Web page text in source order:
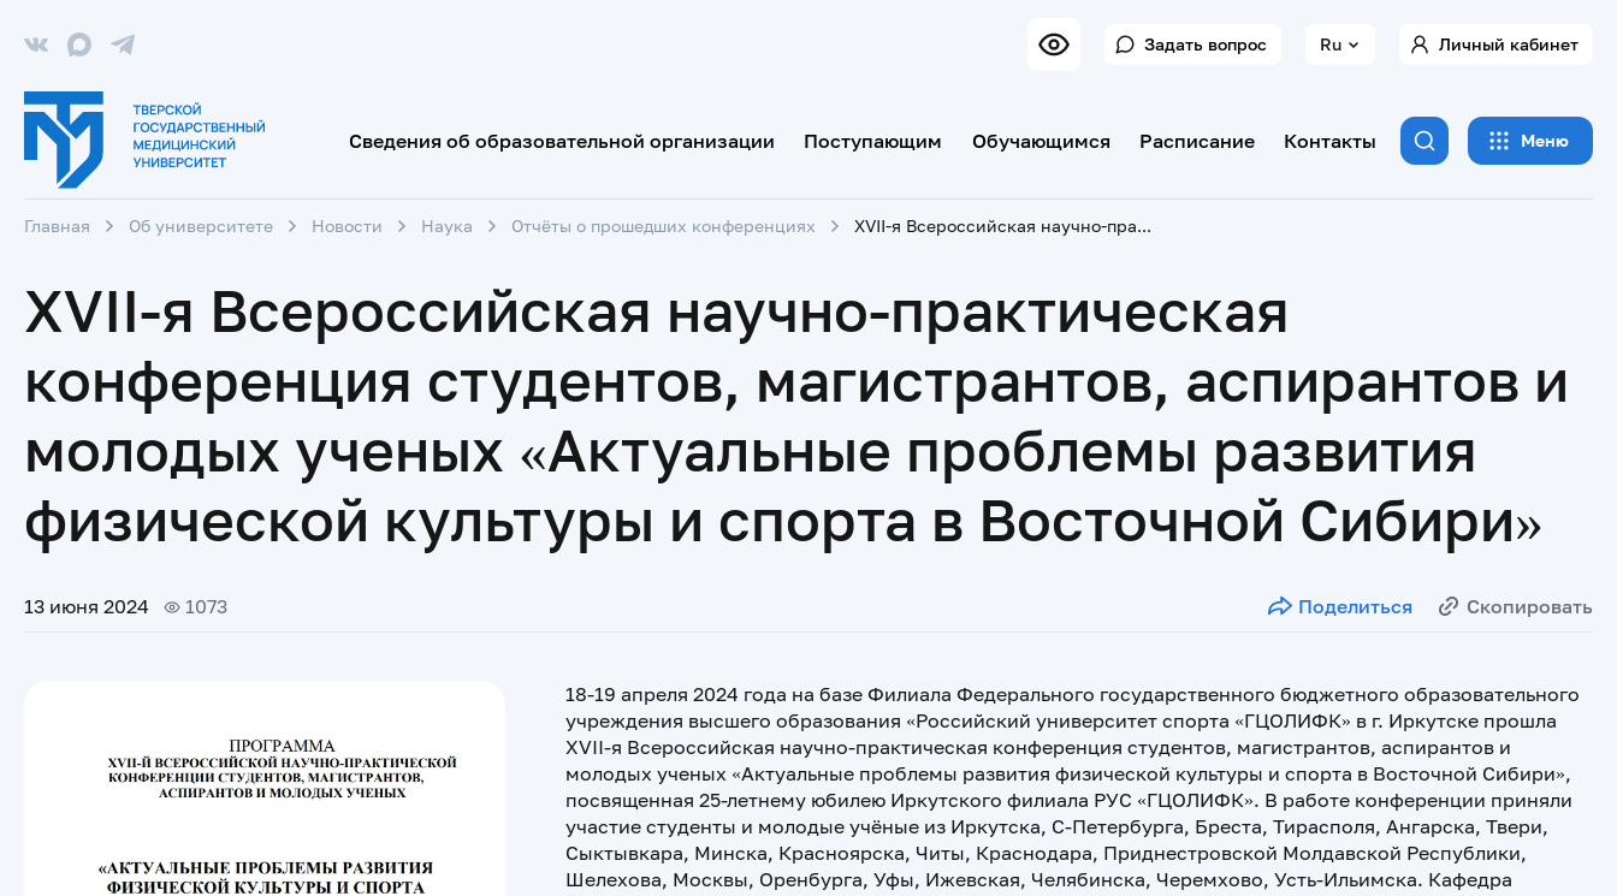
Задать вопрос Ru Личный кабинет
Сведения об образовательной организации Поступающим Обучающимся Расписание Контакты Меню
Главная Об университете Новости Наука Отчёты о прошедших конференциях XVII-я Всероссийская научно-практическая конференция студентов, магистрантов, аспирантов и молодых ученых «Актуальные проблемы развития физической культуры и спорта в Восточной Сибири»
XVII-я Всероссийская научно-практическая
конференция студентов, магистрантов, аспирантов и
молодых ученых «Актуальные проблемы развития
физической культуры и спорта в Восточной Сибири»
13 июня 2024 1073 Поделиться Скопировать
18-19 апреля 2024 года на базе Филиала Федерального государственного бюджетного образовательного
учреждения высшего образования «Российский университет спорта «ГЦОЛИФК» в г. Иркутске прошла
XVII-я Всероссийская научно-практическая конференция студентов, магистрантов, аспирантов и
молодых ученых «Актуальные проблемы развития физической культуры и спорта в Восточной Сибири»,
посвященная 25-летнему юбилею Иркутского филиала РУС «ГЦОЛИФК». В работе конференции приняли
участие студенты и молодые учёные из Иркутска, С-Петербурга, Бреста, Тирасполя, Ангарска, Твери,
Сыктывкара, Минска, Красноярска, Читы, Краснодара, Приднестровской Молдавской Республики,
Шелехова, Москвы, Оренбурга, Уфы, Ижевская, Челябинска, Черемхово, Усть-Ильимска. Кафедра